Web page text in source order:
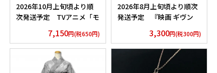
2026年10月上旬頃より順
次発送予定 TVアニメ「モ
7,150円(税650円)
2026年8月上旬頃より順次
発送予定 『映画 ギヴン
3,300円(税300円)